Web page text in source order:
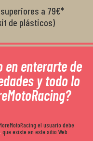
a 79€*
de plásticos)
en enterarte de
y todo lo
el usuario debe
que existe en este sitio Web.